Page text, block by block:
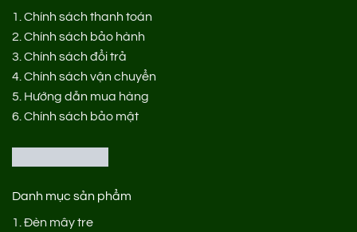
1.Chính sách thanh toán
2.Chính sách bảo hành
3.Chính sách đổi trả
4.Chính sách vận chuyển
5. Hướng dẫn mua hàng
6.Chính sách bảo mật
Danh mục sản phẩm
1.Đèn mây tre